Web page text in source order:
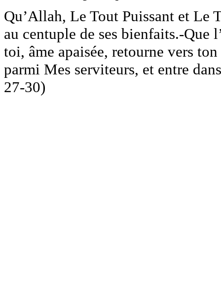
Qu’Allah, Le Tout Puissant et Le
au centuple de ses bienfaits.-Que
toi, âme apaisée, retourne vers
parmi Mes serviteurs, et entre
27-30)